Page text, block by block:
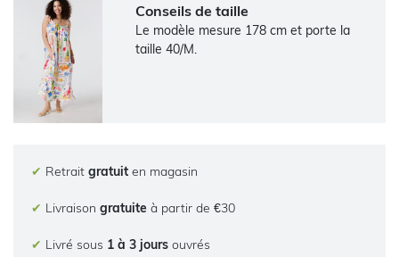
Conseils de taille
Le modèle mesure 178 cm et porte la
taille 40/M.
✔ Retrait gratuit en magasin
✔ Livraison gratuite à partir de €30
✔ Livré sous 1 à 3 jours ouvrés